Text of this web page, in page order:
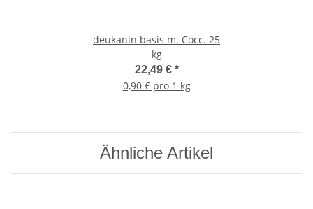
deukanin basis m. Cocc. 25
kg
22,49 € *
0,90 € pro 1 kg
Ähnliche Artikel